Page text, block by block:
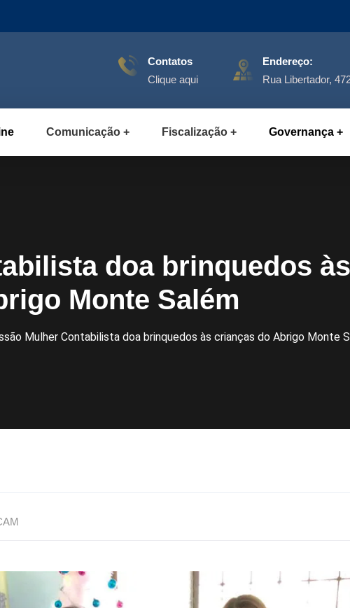
Contatos
Clique aqui
Endereço:
Rua Libertador,
Comunicação Fiscalização Governança
doa brinquedos
Monte Salém
Mulher Contabilista doa brinquedos às crianças do Abrigo Monte